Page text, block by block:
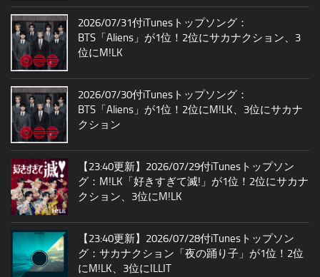
2026/07/31付iTunesトップソング：
BTS「Aliens」が1位！2位にサカナクション、3
位にM!LK
2026/07/30付iTunesトップソング：
BTS「Aliens」が1位！2位にM!LK、3位にサカナ
クション
【23:40更新】2026/07/29付iTunesトップソン
グ：M!LK「好きすぎて滅!」が1位！2位にサカナ
クション、3位にM!LK
【23:40更新】2026/07/28付iTunesトップソン
グ：サカナクション「夜の踊り子」が1位！2位
にM!LK、3位にILLIT